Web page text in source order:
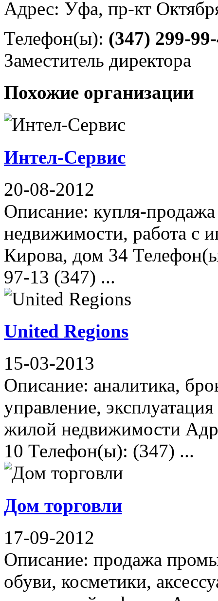
Адрес: Уфа, пр-кт
Телефон(ы): (347) 299-
Заместитель директора
Похожие организации
Интел-Сервис
20-08-2012
Описание: купля-
недвижимости, работа с
Кирова, дом 34
97-13 (347) ...
United Regions
15-03-2013
Описание: аналитика,
управление,
жилой недвижимости
10 Телефон(ы): (347) ...
Дом торговли
17-09-2012
Описание: продажа
обуви, косметики,